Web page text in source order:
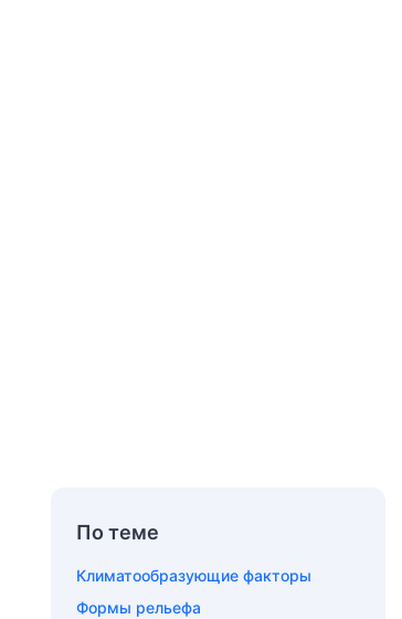
По теме
Климатообразующие факторы
Формы рельефа